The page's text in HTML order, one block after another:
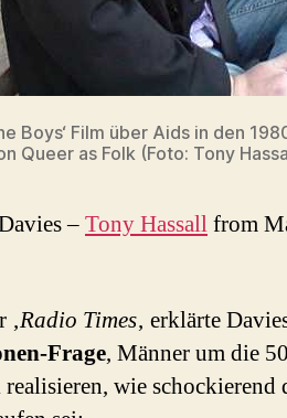
Boys‘ Film über Aids in den
Queer as Folk (Foto: Tony
–Tony Hassallfrom
‚Radio Times‚ erklärte
Frage, Männer um die
wie schockierend